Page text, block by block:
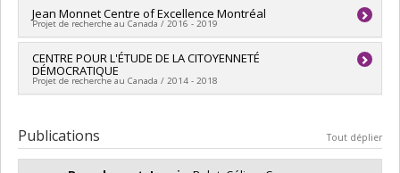
Arnaud Dellis , Emmanuel Choquette Joanie Bouchard
Birch,Virginie Hébert,Shannon Dinan, Simon Coulombe
Sources de financement :FRQSC/Fonds de recherche du
Québec - Société et culture (FQRSC)
Programmes de subvention :
Regroupements stratégiques
Sources de financement :FRQSC/Fonds de recherche du
Québec - Société et culture (FQRSC)
Programmes de subvention :PV113813-(NP) Soutien à la
recherche pour la relève professorale
Jean Monnet Centre of Excellence Montréal
Projet de recherche au Canada / 2016 - 2019
Chercheur principal :Laurie Beaudonnet,
Co-chercheurs :
Juliet Johnson ,Sven-Oliver Proksch
Sources de financement :
CENTRE POUR L'ÉTUDE DE LA CITOYENNETÉ
DÉMOCRATIQUE
Projet de recherche au Canada / 2014 - 2018
Co-chercheurs :
Sources de financement :FRQSC/Fonds de recherche du
Québec - Société et culture (FQRSC)
Publications Tout déplier